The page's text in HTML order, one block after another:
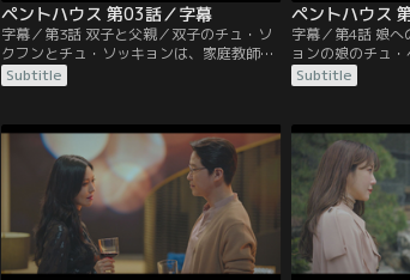
ペントハウス 第03話／字幕
字幕／第3話 双子と父親／双子のチュ・ソ
クフンとチュ・ソッキョンは、家庭教師や
継母のシム・スリョンに反抗的な態度を取
る。双子の父親のチュ・ダンテはソジンと
試験を放棄したことがダンテにバレてしま
Subtitle
ペントハウス
字幕／第4話 娘
ョンの娘のチュ
は、裏の顔をの
校の入試に向け
気づく。取り乱
が…。
Subtitle